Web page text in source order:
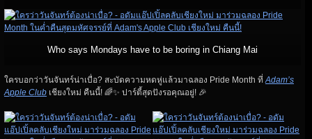
Who says Mondays have to be boring in Chiang Mai
ใครบอกว่าวันจันทร์น่าเบื่อ? สะบัดความหดหู่แล้วมาฉลอง Pride Month ที่Adam’s
Apple Club เชียงใหม่ คืนนี้! 🌈✨ ปาร์ตี้สุดปังรอคุณอยู่! 🎉